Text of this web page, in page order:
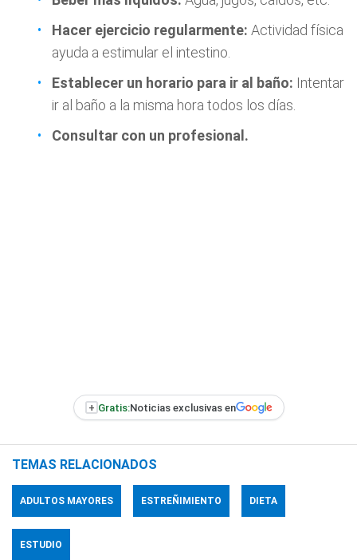
Hacer ejercicio regularmente: Actividad física
ayuda a estimular el intestino.
Establecer un horario para ir al baño: Intentar
ir al baño a la misma hora todos los días.
Consultar con un profesional.
+ Gratis:Noticias exclusivas en
TEMAS RELACIONADOS
ADULTOS MAYORES ESTREÑIMIENTO DIETA
ESTUDIO